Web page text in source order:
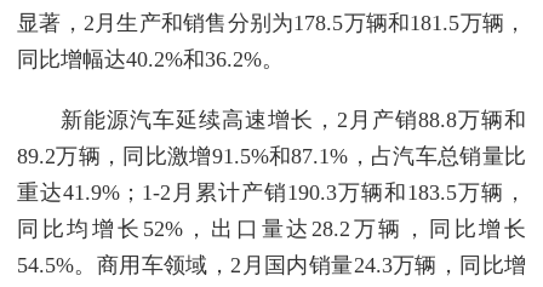
显著，2月生产和销售分别为178.5万辆和181.5万辆，
同比增幅达40.2%和36.2%。
新能源汽车延续高速增长，2月产销88.8万辆和
89.2万辆，同比激增91.5%和87.1%，占汽车总销量比
重达41.9%；1-2月累计产销190.3万辆和183.5万辆，
同比均增长52%，出口量达28.2万辆，同比增长
54.5%。商用车领域，2月国内销量24.3万辆，同比增